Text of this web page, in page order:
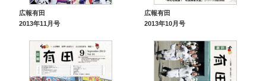
広報有田
2013年11月号
広報有田
2013年10月号